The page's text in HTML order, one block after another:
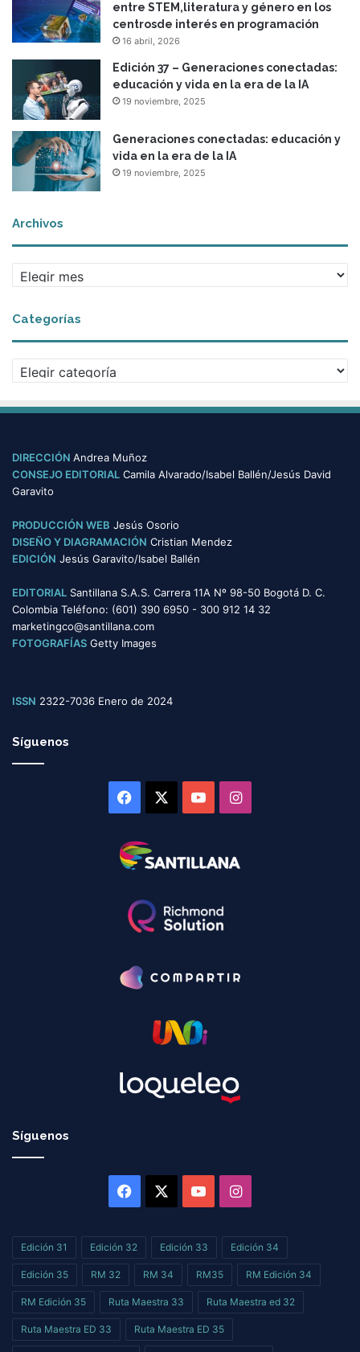
entre STEM,literatura y género en los
centrosde interés en programación
16 abril, 2026
Edición 37 – Generaciones conectadas:
educación y vida en la era de la IA
19 noviembre, 2025
Generaciones conectadas: educación y
vida en la era de la IA
19 noviembre, 2025
Archivos
r
h
i
v
Categorías
a
e
o
r
í
s
DIRECCIÓN Andrea Muñoz
CONSEJO EDITORIAL Camila Alvarado/Isabel Ballén/Jesús David
Garavito
PRODUCCIÓN WEB Jesús Osorio
DISEÑO Y DIAGRAMACIÓN Cristian Mendez
EDICIÓN Jesús Garavito/Isabel Ballén
EDITORIAL Santillana S.A.S. Carrera 11A Nº 98-50 Bogotá D. C.
Colombia Teléfono: (601) 390 6950 - 300 912 14 32
marketingco@santillana.com
FOTOGRAFÍAS Getty Images
ISSN 2322-7036 Enero de 2024
Síguenos
Facebook YouTubeInstagram
Síguenos
Facebook YouTubeInstagram
Edición 31 Edición 32 Edición 33 Edición 34
Edición 35 RM 32 RM 34 RM35 RM Edición 34
RM Edición 35 Ruta Maestra 33 Ruta Maestra ed 32
Ruta Maestra ED 33 Ruta Maestra ED 35